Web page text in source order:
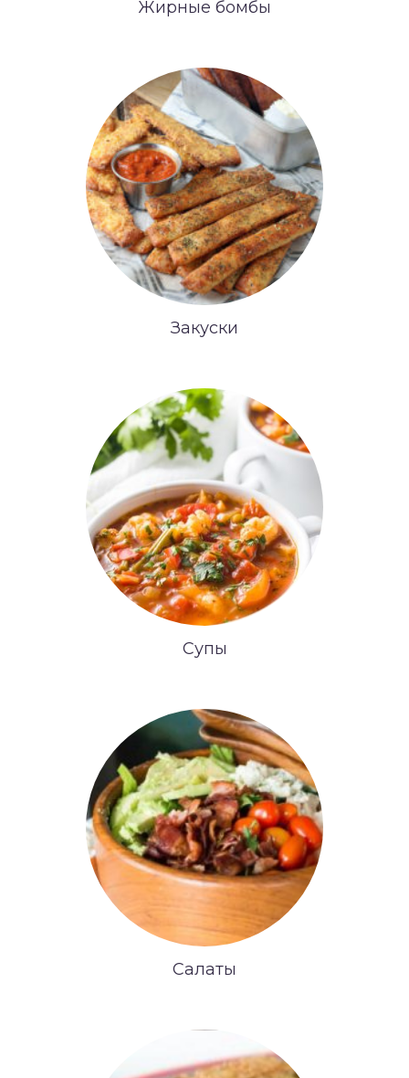
Жирные бомбы
Закуски
Супы
Салаты